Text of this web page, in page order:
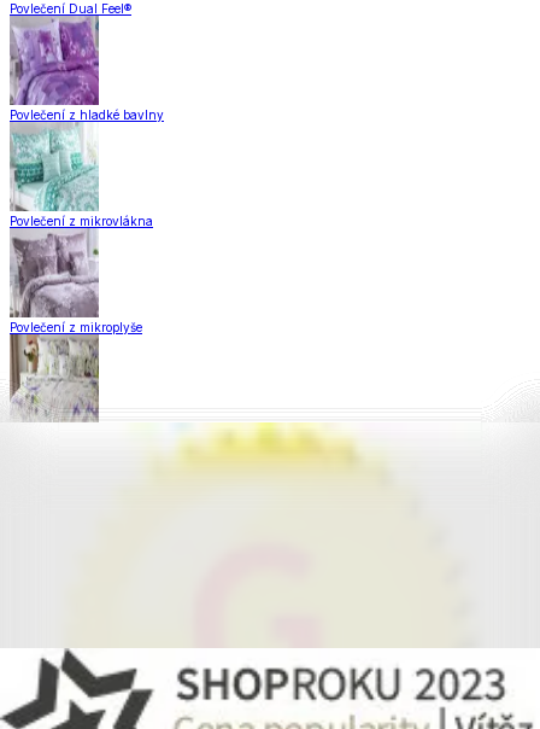
Povlečení Dual Feel®
Povlečení z hladké bavlny
Povlečení z mikrovlákna
Povlečení z mikroplyše
Krepové povlečení